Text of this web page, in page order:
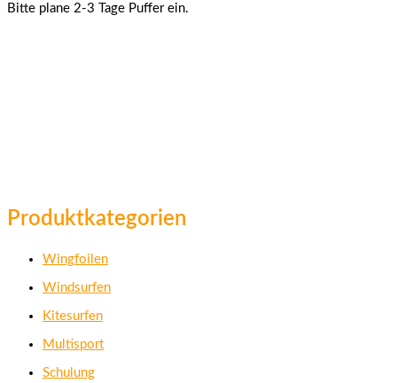
Produktkategorien
Wingfoilen
Windsurfen
Kitesurfen
Multisport
Schulung
Bitte plane 2-3 Tage Puffer ein.